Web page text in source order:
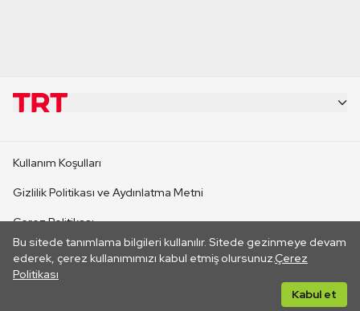
Bu sitede tanımlama bilgileri kullanılır. Sitede gezinmeye devam
ederek, çerez kullanımımızı kabul etmiş olursunuz.Çerez
Politikası
Kabul et
CANLI YAYINLAR
Kullanım Koşulları
Gizlilik Politikası ve Aydınlatma Metni
Çerez Politikası
İletişim
Her hakkı saklıdır. ©2026 TRT. Bağlantı yoluyla gidilen dış